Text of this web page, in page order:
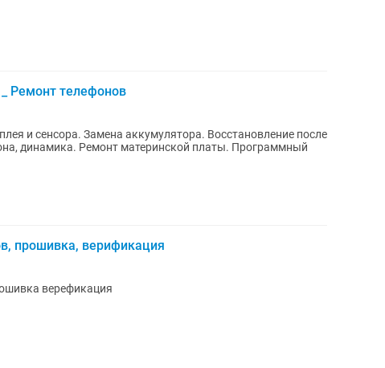
Ремонт телефонов
динамика. Ремонт материнской платы. Программный
прошивка, верификация
верефикация